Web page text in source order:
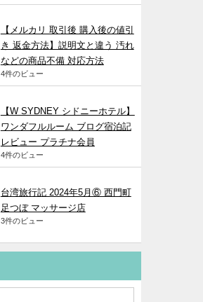
【メルカリ 取引後 購入後の値引
き 返金方法】説明文と違う 汚れ
などの商品不備 対応方法
4件のビュー
【W SYDNEY シドニーホテル】
ワンダフルルーム ブログ宿泊記
レビュー プラチナ会員
4件のビュー
台湾旅行記 2024年5月⑥ 西門町
足つぼ マッサージ店
3件のビュー